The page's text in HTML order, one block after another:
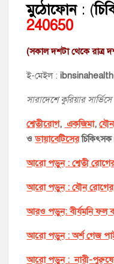
মুঠোফোন: (
240650
(সকাল দশটা থেকে রাত্র
ই-মেইল :
সারাদেশে কুরিয়ার
শ্বেতীরোগ, একজিমা,
ওডায়াবেটিসের
আরো পড়ুন : শ্বেতী রোগের
আরো পড়ুন : যৌন রোগের
আরও পড়ুন: বীর্যমনি ফল
আরো পড়ুন : অর্শ গেজ
আরো পড়ুন : নারী-পুরুষের